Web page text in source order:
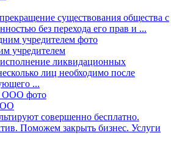
существования общества с
без перехода его прав и ...
учредителем
ликвидационных
лиц необходимо после
...
совершенно бесплатно.
Поможем закрыть бизнес. Услуги